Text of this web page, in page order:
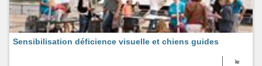
le
Sensibilisation déficience visuelle et chiens guides